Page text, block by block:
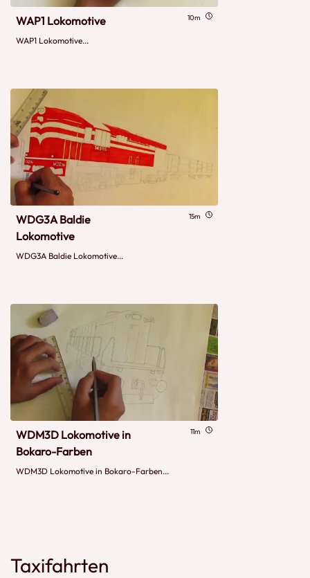
WAP1 Lokomotive 10m
WAP1 Lokomotive...
WDG3A Baldie
Lokomotive
15m
WDG3A Baldie Lokomotive...
WDM3D Lokomotive in
Bokaro-Farben
11m
WDM3D Lokomotive in Bokaro-Farben...
Taxifahrten